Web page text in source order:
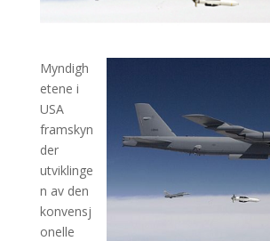
Myndigh
etene i
USA
framskyn
der
utviklinge
n av den
konvensj
onelle